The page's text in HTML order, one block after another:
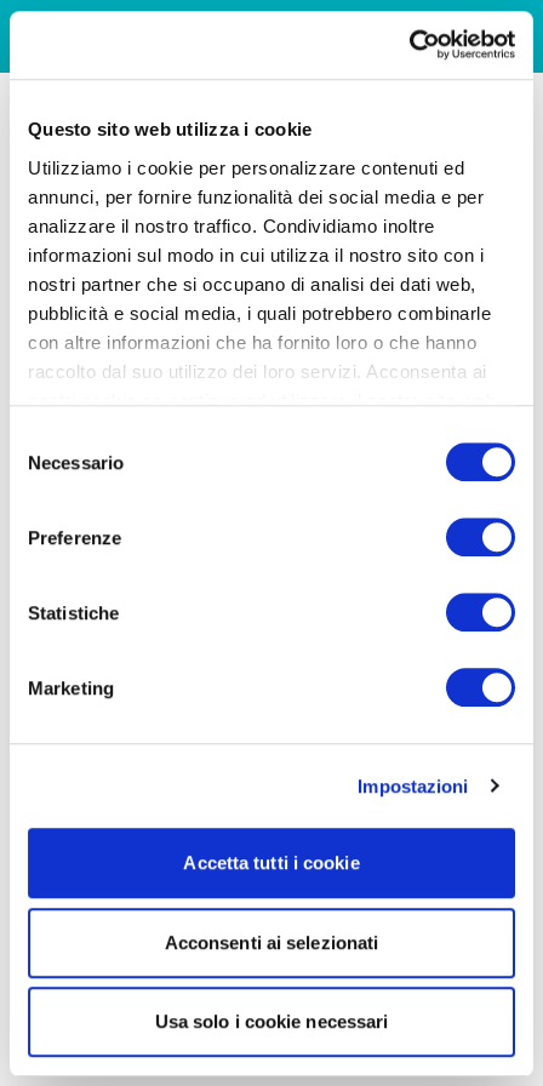
Questo sito web utilizza i cookie
Utilizziamo i cookie per personalizzare contenuti ed
annunci, per fornire funzionalità dei social media e per
analizzare il nostro traffico. Condividiamo inoltre
informazioni sul modo in cui utilizza il nostro sito con i
nostri partner che si occupano di analisi dei dati web,
pubblicità e social media, i quali potrebbero combinarle
con altre informazioni che ha fornito loro o che hanno
raccolto dal suo utilizzo dei loro servizi. Acconsenta ai
delNecessario
Preferenze
Statistiche
Marketing
Impostazioni
Accetta tutti i cookie
Acconsenti ai selezionati
Usa solo i cookie necessari